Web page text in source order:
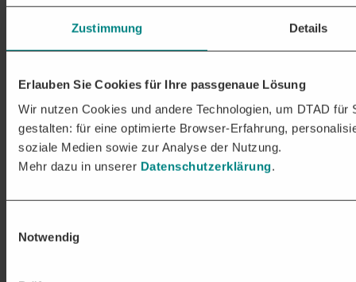
Zustimmung Details
Erlauben Sie Cookies für Ihre passgenaue Lösung
Wir nutzen Cookies und andere Technologien, um DTAD
gestalten: für eine optimierte Browser-Erfahrung,
soziale Medien sowie zur Analyse der Nutzung.
Mehr dazu in unserer Datenschutzerklärung.
Notwendig
Ausschreibungen,Bauaufträgeund B2B-Leads.
Automatisiert:
Anstehende Akquise-Abläufe organisieren
Sie über Workflow-Boards. Vordefinierte Regeln
automatisieren alle Schritte für mehr Effizienz im Team.